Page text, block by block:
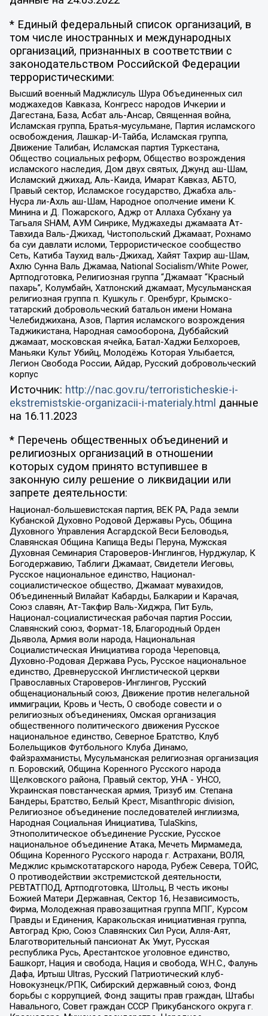
* Единый федеральный список организаций, в
том числе иностранных и международных
организаций, признанных в соответствии с
законодательством Российской Федерации
террористическими:
Высший военный Маджлисуль Шура Объединенных сил
моджахедов Кавказа, Конгресс народов Ичкерии и
Дагестана, База, Асбат аль-Ансар, Священная война,
Исламская группа, Братья-мусульмане, Партия исламского
освобождения, Лашкар-И-Тайба, Исламская группа,
Движение Талибан, Исламская партия Туркестана,
Общество социальных реформ, Общество возрождения
исламского наследия, Дом двух святых, Джунд аш-Шам,
Исламский джихад, Аль-Каида, Имарат Кавказ, АБТО,
Правый сектор, Исламское государство, Джабха аль-
Нусра ли-Ахль аш-Шам, Народное ополчение имени К.
Минина и Д. Пожарского, Аджр от Аллаха Субхану уа
Тагьаля SHAM, АУМ Синрике, Муджахеды джамаата Ат-
Тавхида Валь-Джихад, Чистопольский Джамаат, Рохнамо
ба суи давлати исломи, Террористическое сообщество
Сеть, Катиба Таухид валь-Джихад, Хайят Тахрир аш-Шам,
Ахлю Сунна Валь Джамаа, National Socialism/White Power,
Артподготовка, Религиозная группа “Джамаат “Красный
пахарь”, Колумбайн, Хатлонский джамаат, Мусульманская
религиозная группа п. Кушкуль г. Оренбург, Крымско-
татарский добровольческий батальон имени Номана
Челебиджихана, Азов, Партия исламского возрождения
Таджикистана, Народная самооборона, Дуббайский
джамаат, московская ячейка, Батал-Хаджи Белхороев,
Маньяки Культ Убийц, Молодёжь Которая Улыбается,
Легион Свобода России, Айдар, Русский добровольческий
корпус
Источник: http://nac.gov.ru/terroristicheskie-i-
ekstremistskie-organizacii-i-materialy.html данные
на 16.11.2023
* Перечень общественных объединений и
религиозных организаций в отношении
которых судом принято вступившее в
законную силу решение о ликвидации или
запрете деятельности:
Национал-большевистская партия, ВЕК РА, Рада земли
Кубанской Духовно Родовой Державы Русь, Община
Духовного Управления Асгардской Веси Беловодья,
Славянская Община Капища Веды Перуна, Мужская
Духовная Семинария Староверов-Инглингов, Нурджулар, К
Богодержавию, Таблиги Джамаат, Свидетели Иеговы,
Русское национальное единство, Национал-
социалистическое общество, Джамаат мувахидов,
Объединенный Вилайат Кабарды, Балкарии и Карачая,
Союз славян, Ат-Такфир Валь-Хиджра, Пит Буль,
Национал-социалистическая рабочая партия России,
Славянский союз, Формат-18, Благородный Орден
Дьявола, Армия воли народа, Национальная
Социалистическая Инициатива города Череповца,
Духовно-Родовая Держава Русь, Русское национальное
единство, Древнерусской Инглистической церкви
Православных Староверов-Инглингов, Русский
общенациональный союз, Движение против нелегальной
иммиграции, Кровь и Честь, О свободе совести и о
религиозных объединениях, Омская организация
общественного политического движения Русское
национальное единство, Северное Братство, Клуб
Болельщиков Футбольного Клуба Динамо,
Файзрахманисты, Мусульманская религиозная организация
п. Боровский, Община Коренного Русского народа
Щелковского района, Правый сектор, УНА - УНСО,
Украинская повстанческая армия, Тризуб им. Степана
Бандеры, Братство, Белый Крест, Misanthropic division,
Религиозное объединение последователей инглиизма,
Народная Социальная Инициатива, TulaSkins,
Этнополитическое объединение Русские, Русское
национальное объединение Атака, Мечеть Мирмамеда,
Община Коренного Русского народа г. Астрахани, ВОЛЯ,
Меджлис крымскотатарского народа, Рубеж Севера, ТОЙС,
О противодействии экстремистской деятельности,
РЕВТАТПОД, Артподготовка, Штольц, В честь иконы
Божией Матери Державная, Сектор 16, Независимость,
Фирма, Молодежная правозащитная группа МПГ, Курсом
Правды и Единения, Каракольская инициативная группа,
Автоград Крю, Союз Славянских Сил Руси, Алля-Аят,
Благотворительный пансионат Ак Умут, Русская
республика Русь, Арестантское уголовное единство,
Башкорт, Нация и свобода, Нация и свобода, W.H.С., Фалунь
Дафа, Иртыш Ultras, Русский Патриотический клуб-
Новокузнецк/РПК, Сибирский державный союз, Фонд
борьбы с коррупцией, Фонд защиты прав граждан, Штабы
Навального, Совет граждан СССР Прикубанского округа г.